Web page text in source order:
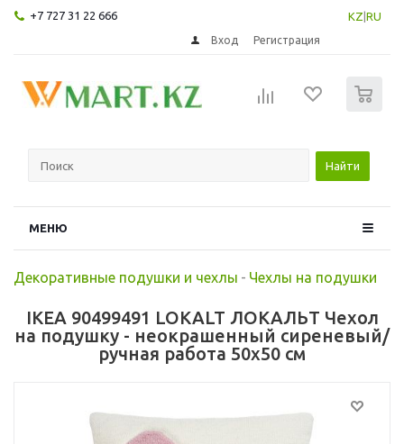
+7 727 31 22 666 KZ RU
Вход Регистрация
Найти
МЕНЮ
Декоративные подушки и чехлы - Чехлы на подушки
IKEA 90499491 LOKALT ЛОКАЛЬТ Чехол
на подушку - неокрашенный сиреневый/
ручная работа 50x50 см